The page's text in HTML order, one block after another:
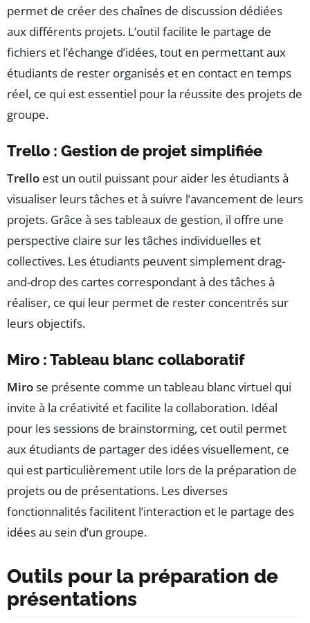
permet de créer des chaînes de discussion dédiées
aux différents projets. L’outil facilite le partage de
fichiers et l’échange d’idées, tout en permettant aux
étudiants de rester organisés et en contact en temps
réel, ce qui est essentiel pour la réussite des projets de
groupe.
Trello : Gestion de projet simplifiée
Trello est un outil puissant pour aider les étudiants à
visualiser leurs tâches et à suivre l’avancement de leurs
projets. Grâce à ses tableaux de gestion, il offre une
perspective claire sur les tâches individuelles et
collectives. Les étudiants peuvent simplement drag-
and-drop des cartes correspondant à des tâches à
réaliser, ce qui leur permet de rester concentrés sur
leurs objectifs.
Miro : Tableau blanc collaboratif
Mirose présente comme un tableau blanc virtuel qui
invite à la créativité et facilite la collaboration. Idéal
pour les sessions de brainstorming, cet outil permet
aux étudiants de partager des idées visuellement, ce
qui est particulièrement utile lors de la préparation de
projets ou de présentations. Les diverses
fonctionnalités facilitent l’interaction et le partage des
idées au sein d’un groupe.
Outils pour la préparation de
présentations